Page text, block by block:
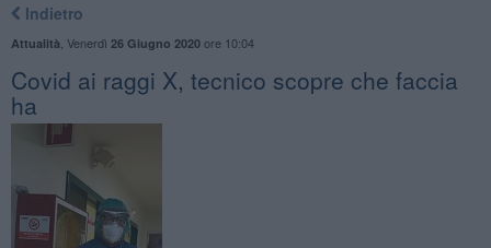
Indietro
Attualità Venerdì 26 Giugno 2020ore 10:04
Covid ai raggi X, tecnico scopre che faccia
ha